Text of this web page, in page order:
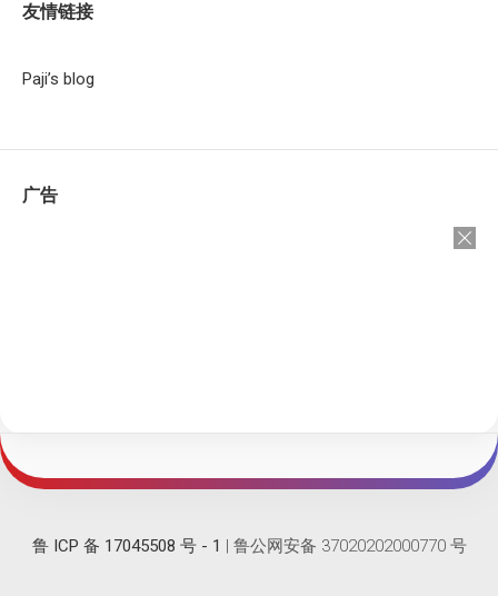
友情链接
Paji’s blog
广告
鲁 ICP 备 17045508 号 - 1 | 鲁公网安备 37020202000770 号